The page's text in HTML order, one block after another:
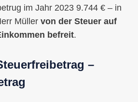
im Jahr 2023 9.744 € – in
Müller von der Steuer auf
befreit.
–